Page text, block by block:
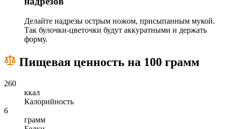
Делайте надрезы острым ножом, присыпанным мукой.
Так булочки‑цветочки будут аккуратными и держать
форму.
Пищевая ценность на 100 грамм
260
ккал
Калорийность
6
грамм